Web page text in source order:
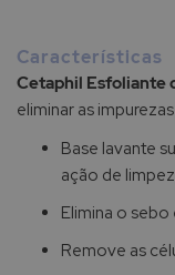
Características
Cetaphil Esfoliante
eliminar as
Base lavante
ação de
Elimina o sebo
Remove as